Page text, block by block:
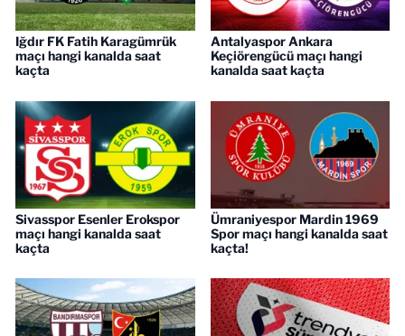
Iğdır FK Fatih Karagümrük
maçı hangi kanalda saat
kaçta
Antalyaspor Ankara
Keçiörengücü maçı hangi
kanalda saat kaçta
Sivasspor Esenler Erokspor
maçı hangi kanalda saat
kaçta
Ümraniyespor Mardin 1969
Spor maçı hangi kanalda saat
kaçta!